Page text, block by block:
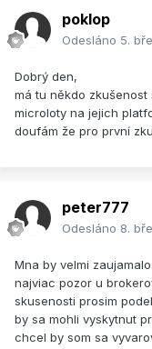
poklop
Odesláno 5.
Dobrý den,
má tu někdo zkušenost
microloty na jejich
doufám že pro první
peter777
Odesláno 8.
Mna by velmi
najviac pozor u
skusenosti prosim
by sa mohli vyskytnut
chcel by som sa